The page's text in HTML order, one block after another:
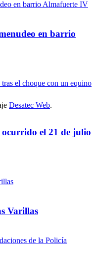
en barrio
el 21 de julio
Varillas
Desatec Web.